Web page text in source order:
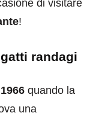
di visitare
!
randagi
quando la
una